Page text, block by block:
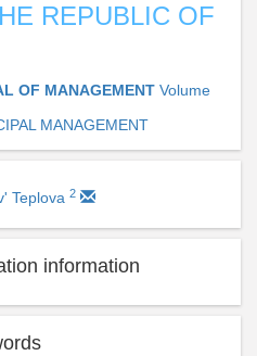
REPUBLIC OF
OF MANAGEMENT Volume
MANAGEMENT
Teplova 2
information